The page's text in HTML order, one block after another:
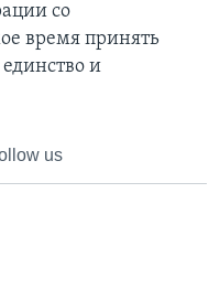
со
время принять
и
us